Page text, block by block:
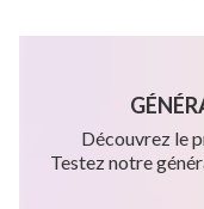
Découvrez le
Testez notre